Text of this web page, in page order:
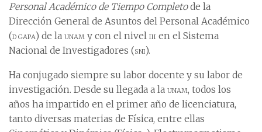
Personal Académico de Tiempo Completode la
Dirección General de Asuntos del Personal Académico
(dgapa) de la unam y con el nivel iii en el Sistema
Nacional de Investigadores (sni).
Ha conjugado siempre su labor docente y su labor de
investigación. Desde su llegada a la unam, todos los
años ha impartido en el primer año de licenciatura,
tanto diversas materias de Física, entre ellas